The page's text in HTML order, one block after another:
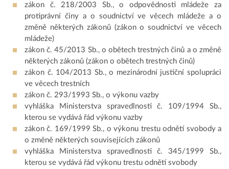
zákon č. 218/2003 Sb., o odpovědnosti mládeže za
protiprávní činy a o soudnictví ve věcech mládeže a o
změně některých zákonů (zákon o soudnictví ve věcech
mládeže)
zákon č. 45/2013 Sb., o obětech trestných činů a o změně
některých zákonů (zákon o obětech trestných činů)
zákon č. 104/2013 Sb., o mezinárodní justiční spolupráci
ve věcech trestních
zákon č. 293/1993 Sb., o výkonu vazby
vyhláška Ministerstva spravedlnosti č. 109/1994 Sb.,
kterou se vydává řád výkonu vazby
zákon č. 169/1999 Sb., o výkonu trestu odnětí svobody a
o změně některých souvisejících zákonů
vyhláška Ministerstva spravedlnosti č. 345/1999 Sb.,
kterou se vydává řád výkonu trestu odnětí svobody